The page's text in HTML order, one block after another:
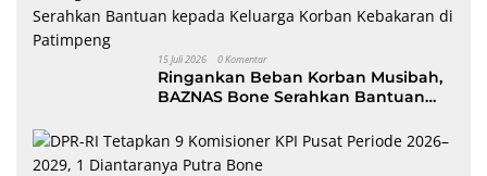
15 Juli 2026 0 Komentar
Ringankan Beban Korban Musibah,
BAZNAS Bone Serahkan Bantuan
di Patimpeng